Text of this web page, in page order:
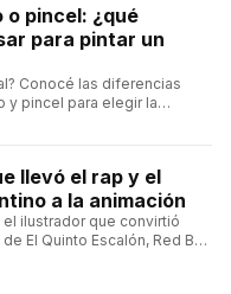
o pincel: ¿qué
para pintar un
Conocé las diferencias
y pincel para elegir la
llevó el rap y el
a la animación
el ilustrador que convirtió
El Quinto Escalón, Red Bull